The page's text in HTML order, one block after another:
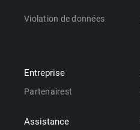
Violation de données
Entreprise
Partenairest
Assistance